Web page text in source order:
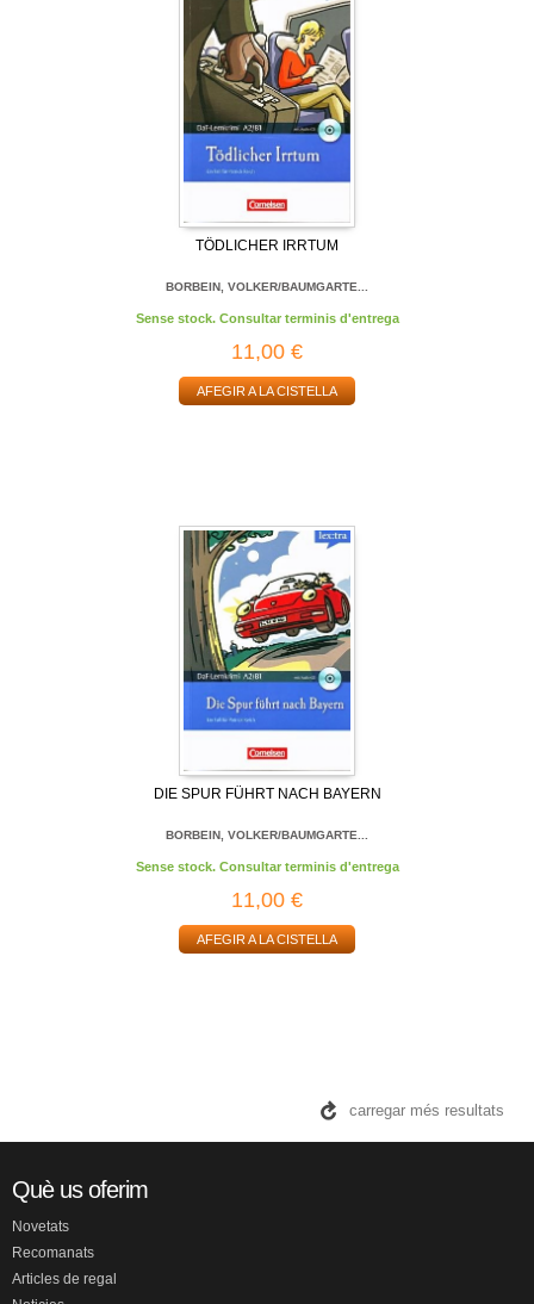
TÖDLICHER IRRTUM
BORBEIN, VOLKER/BAUMGARTE...
Sense stock. Consultar terminis d'entrega
11,00 €
AFEGIR A LA CISTELLA
DIE SPUR FÜHRT NACH BAYERN
BORBEIN, VOLKER/BAUMGARTE...
Sense stock. Consultar terminis d'entrega
11,00 €
AFEGIR A LA CISTELLA
carregar més resultats
Què us oferim
Novetats
Recomanats
Articles de regal